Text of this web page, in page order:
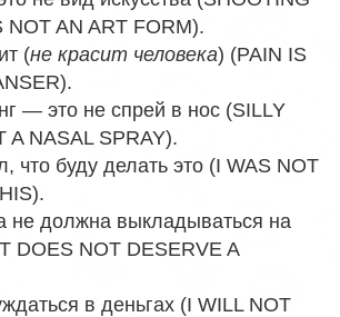
NOT AN ART FORM).
(не красит человека) (PAIN IS
— это не спрей в нос (SILLY
A NASAL SPRAY).
что буду делать это (I WAS NOT
не должна выкладываться на
DOES NOT DESERVE A
в деньгах (I WILL NOT